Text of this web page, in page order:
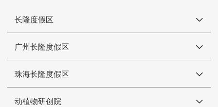
长隆度假区
广州长隆度假区
珠海长隆度假区
动植物研创院